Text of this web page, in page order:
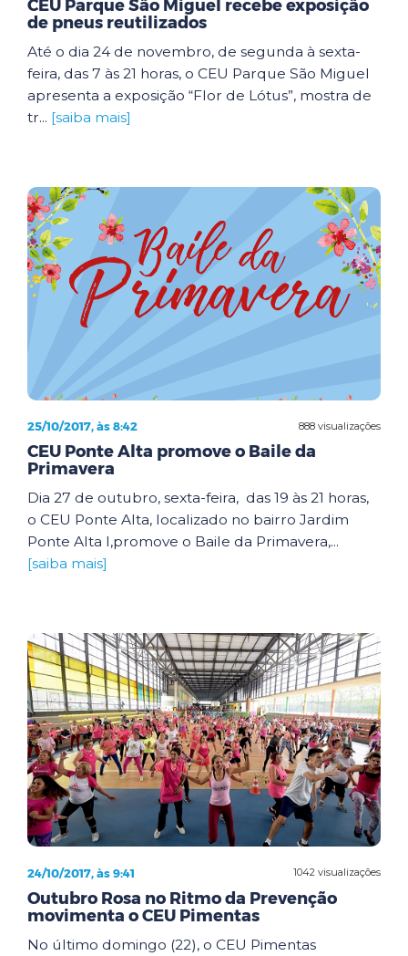
CEU Parque São Miguel recebe exposição
de pneus reutilizados
Até o dia 24 de novembro, de segunda à sexta-
feira, das 7 às 21 horas, o CEU Parque São Miguel
apresenta a exposição “Flor de Lótus”, mostra de
tr... [saiba mais]
888 visualizações
25/10/2017, às 8:42
CEU Ponte Alta promove o Baile da
Primavera
Dia 27 de outubro, sexta-feira, das 19 às 21 horas,
o CEU Ponte Alta, localizado no bairro Jardim
Ponte Alta I,promove o Baile da Primavera,...
[saiba mais]
1042 visualizações
24/10/2017, às 9:41
Outubro Rosa no Ritmo da Prevenção
movimenta o CEU Pimentas
No último domingo (22), o CEU Pimentas